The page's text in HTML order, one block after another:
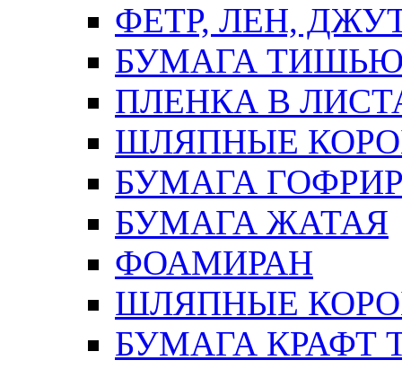
ФЕТР, ЛЕН,
БУМАГА
ПЛЕНКА В
ШЛЯПНЫЕ
БУМАГА
БУМАГА ЖАТАЯ
ФОАМИРАН
ШЛЯПНЫЕ
БУМАГА КРАФТ